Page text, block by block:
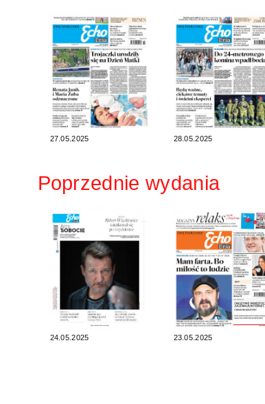
27.05.2025 28.05.2025
Poprzednie wydania
24.05.2025 23.05.2025